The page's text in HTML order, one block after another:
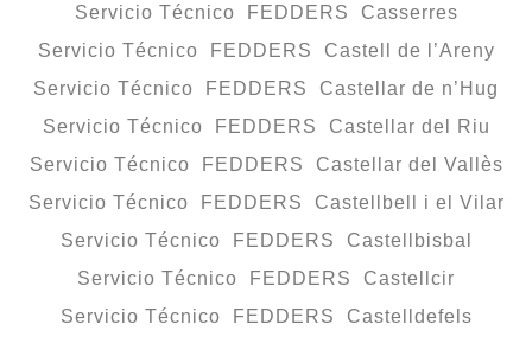
Servicio Técnico FEDDERS Casserres
Servicio Técnico FEDDERS Castell de l’Areny
Servicio Técnico FEDDERS Castellar de n’Hug
Servicio Técnico FEDDERS Castellar del Riu
Servicio Técnico FEDDERS Castellar del Vallès
Servicio Técnico FEDDERS Castellbell i el Vilar
Servicio Técnico FEDDERS Castellbisbal
Servicio Técnico FEDDERS Castellcir
Servicio Técnico FEDDERS Castelldefels